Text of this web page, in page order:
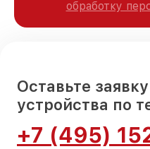
обработку
Оставьте
устройства по
+7 (495)